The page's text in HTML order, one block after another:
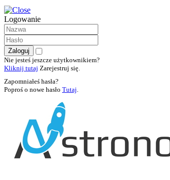
Logowanie
Nie jesteś jeszcze użytkownikiem?
Kliknij tutaj Zarejestruj się.
Zapomniałeś hasła?
Poproś o nowe hasło Tutaj.